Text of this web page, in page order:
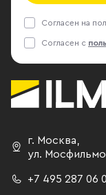
Согласен на
Согласен с
г. Москва
ул.
+7 495 287 06